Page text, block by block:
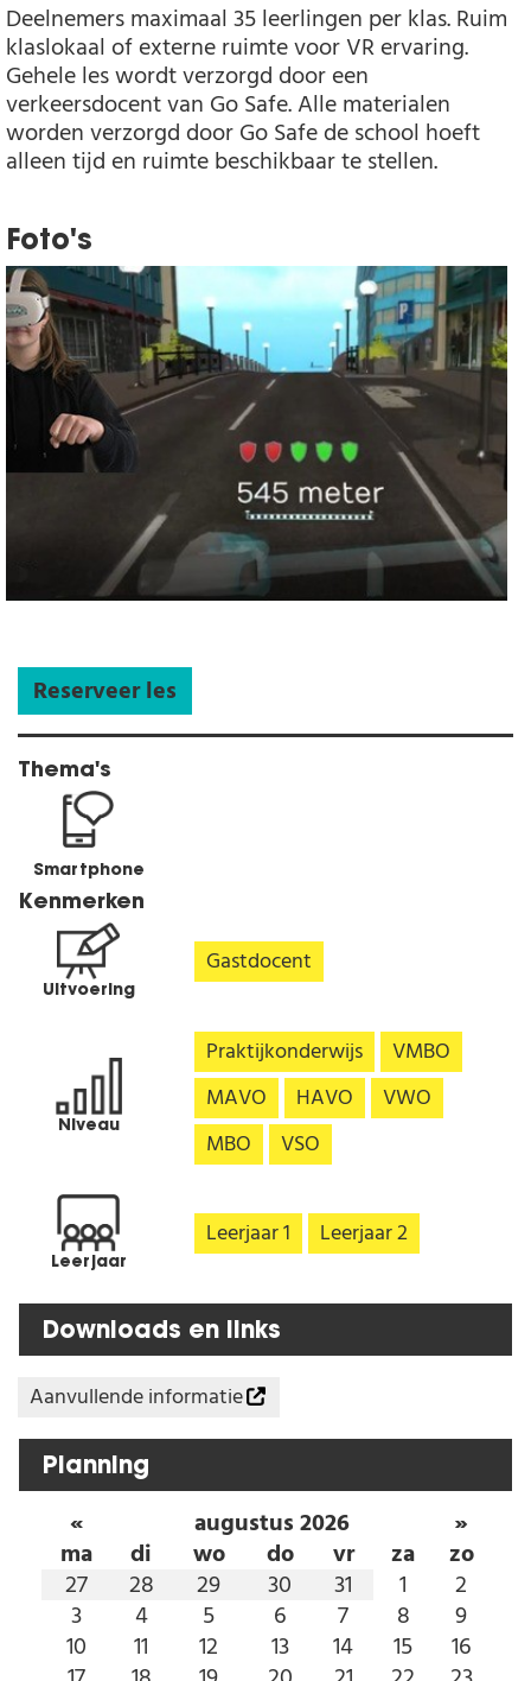
Deelnemers maximaal 35 leerlingen per klas. Ruim
klaslokaal of externe ruimte voor VR ervaring.
Gehele les wordt verzorgd door een
verkeersdocent van Go Safe. Alle materialen
worden verzorgd door Go Safe de school hoeft
alleen tijd en ruimte beschikbaar te stellen.
Foto's
Reserveer les
Thema's
Smart­phone
Kenmerken
Uitvoering
Gastdocent
Niveau
Praktijkonderwijs
VMBO
MAVO
HAVO
VWO
MBO
VSO
Leerjaar
Leerjaar 1 Leerjaar 2
Downloads en links
Aanvullende informatie
Planning
« augustus 2026
»
ma
di wo do vr za
zo
27
28 29 30 31 1
2
3
4 5 6 7 8
9
10
11 12 13 14 15
16